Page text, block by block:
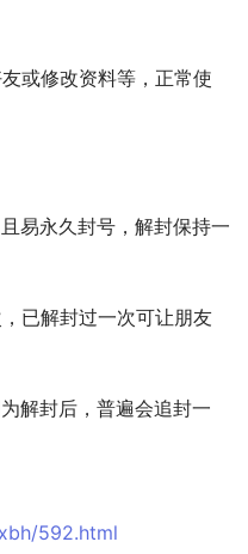
或修改资料等，正常使
易永久封号，解封保持一
已解封过一次可让朋友
解封后，普遍会追封一
592.html